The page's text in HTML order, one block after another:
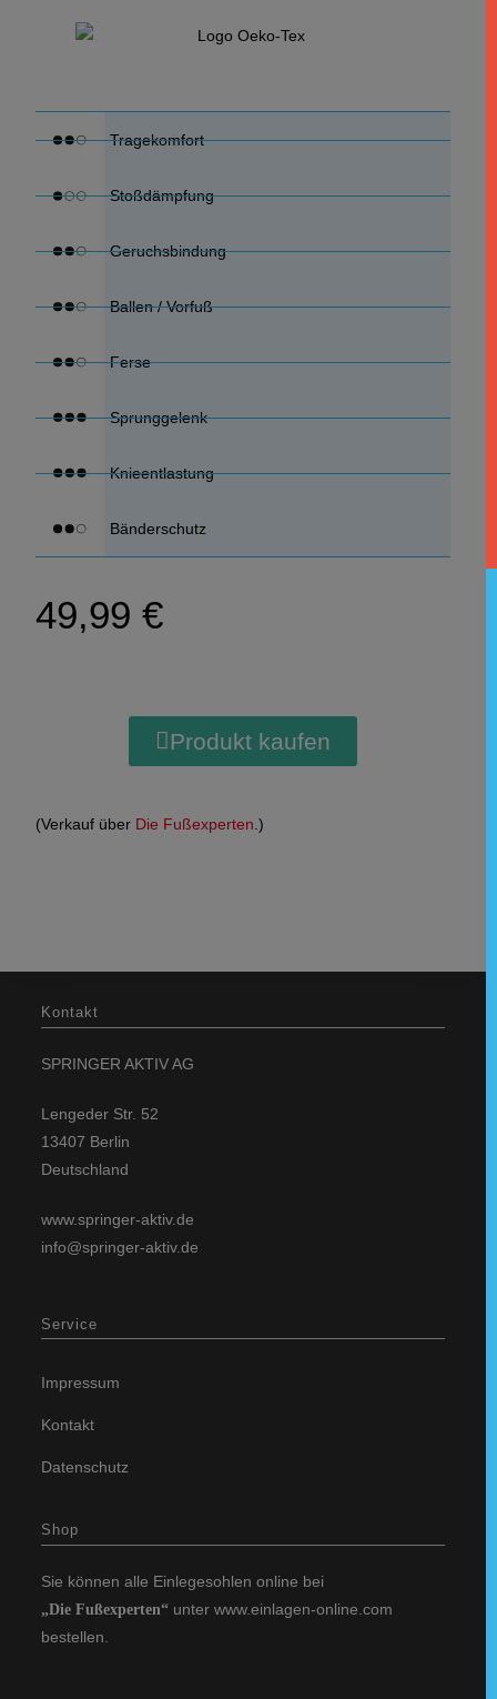
Tragekomfort
Stoßdämpfung
Geruchsbindung
Ballen / Vorfuß
Ferse
Sprunggelenk
Knieentlastung
Bänderschutz
49,99 €
Produkt kaufen
(Verkauf über Die Fußexperten.)
Kontakt
SPRINGER AKTIV AG
Lengeder Str. 52
13407 Berlin
Deutschland
www.springer-aktiv.de
info@springer-aktiv.de
Service
Impressum
Kontakt
Datenschutz
Shop
Sie können alle Einlegesohlen online bei
„Die Fußexperten“unter www.einlagen-online.com
bestellen.